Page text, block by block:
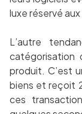
luxe réservé
L’autre
catégorisation
produit. C’est
biens et reçoit
ces